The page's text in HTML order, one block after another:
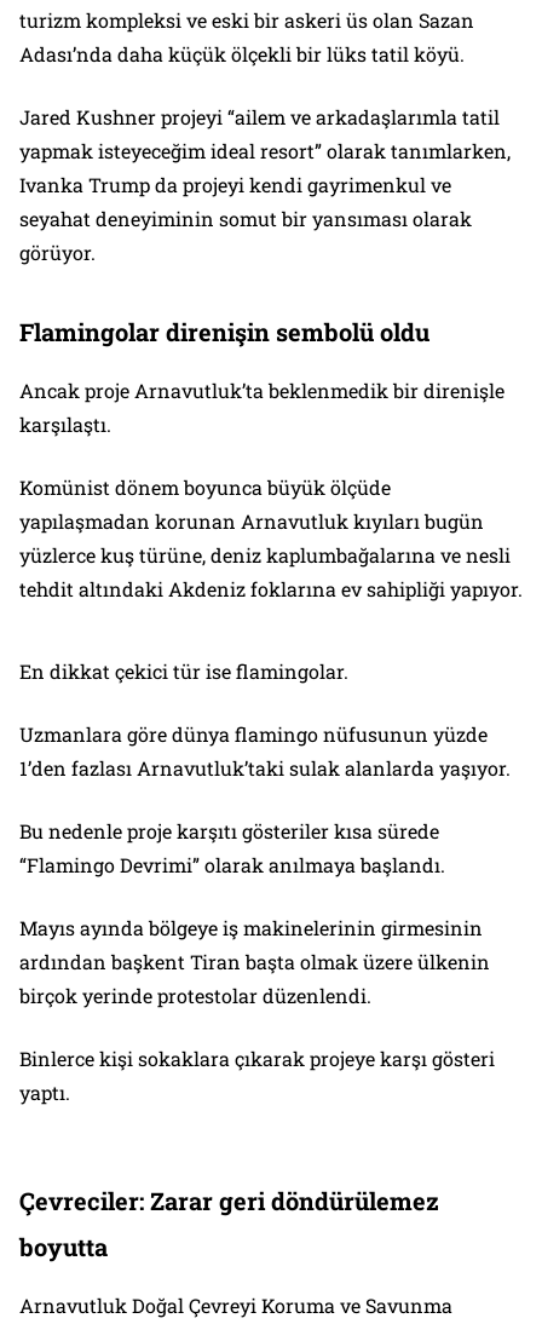
turizm kompleksi ve eski bir askeri üs olan Sazan
Adası’nda daha küçük ölçekli bir lüks tatil köyü.
Jared Kushner projeyi “ailem ve arkadaşlarımla tatil
yapmak isteyeceğim ideal resort” olarak tanımlarken,
Ivanka Trump da projeyi kendi gayrimenkul ve
seyahat deneyiminin somut bir yansıması olarak
görüyor.
Flamingolar direnişin sembolü oldu
Ancak proje Arnavutluk’ta beklenmedik bir direnişle
karşılaştı.
Komünist dönem boyunca büyük ölçüde
yapılaşmadan korunan Arnavutluk kıyıları bugün
yüzlerce kuş türüne, deniz kaplumbağalarına ve nesli
tehdit altındaki Akdeniz foklarına ev sahipliği yapıyor.
En dikkat çekici tür ise flamingolar.
Uzmanlara göre dünya flamingo nüfusunun yüzde
1’den fazlası Arnavutluk’taki sulak alanlarda yaşıyor.
Bu nedenle proje karşıtı gösteriler kısa sürede
“Flamingo Devrimi” olarak anılmaya başlandı.
Mayıs ayında bölgeye iş makinelerinin girmesinin
ardından başkent Tiran başta olmak üzere ülkenin
birçok yerinde protestolar düzenlendi.
Binlerce kişi sokaklara çıkarak projeye karşı gösteri
yaptı.
Çevreciler: Zarar geri döndürülemez
boyutta
Arnavutluk Doğal Çevreyi Koruma ve Savunma